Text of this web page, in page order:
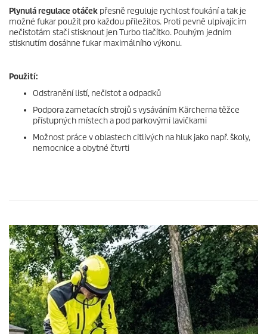
Plynulá regulace otáček přesně reguluje rychlost foukání a tak je
možné fukar použít pro každou příležitos. Proti pevně ulpívajícím
nečistotám stačí stisknout jen Turbo tlačítko. Pouhým jedním
stisknutím dosáhne fukar maximálního výkonu.
Použití:
Odstranění listí, nečistot a odpadků
Podpora zametacích strojů s vysáváním Kärcherna těžce
přístupných místech a pod parkovými lavičkami
Možnost práce v oblastech citlivých na hluk jako např. školy,
nemocnice a obytné čtvrti